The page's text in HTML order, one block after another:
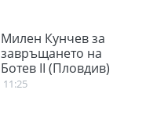
Милен Кунчев за
завръщането на
Ботев II (Пловдив)
11:25